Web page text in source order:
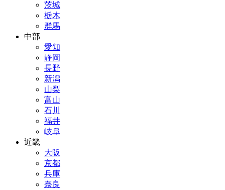
茨城
栃木
群馬
中部
愛知
静岡
長野
新潟
山梨
富山
石川
福井
岐阜
近畿
大阪
京都
兵庫
奈良